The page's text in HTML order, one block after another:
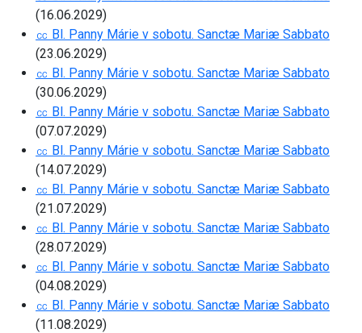
(16.06.2029)
㏄ Bl. Panny Márie v sobotu. Sanctæ Mariæ Sabbato
(23.06.2029)
㏄ Bl. Panny Márie v sobotu. Sanctæ Mariæ Sabbato
(30.06.2029)
㏄ Bl. Panny Márie v sobotu. Sanctæ Mariæ Sabbato
(07.07.2029)
㏄ Bl. Panny Márie v sobotu. Sanctæ Mariæ Sabbato
(14.07.2029)
㏄ Bl. Panny Márie v sobotu. Sanctæ Mariæ Sabbato
(21.07.2029)
㏄ Bl. Panny Márie v sobotu. Sanctæ Mariæ Sabbato
(28.07.2029)
㏄ Bl. Panny Márie v sobotu. Sanctæ Mariæ Sabbato
(04.08.2029)
㏄ Bl. Panny Márie v sobotu. Sanctæ Mariæ Sabbato
(11.08.2029)